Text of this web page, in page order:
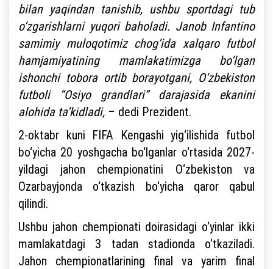
bilan yaqindan tanishib, ushbu sportdagi tub
o‘zgarishlarni yuqori baholadi. Janob Infantino
samimiy muloqotimiz chog‘ida xalqaro futbol
hamjamiyatining mamlakatimizga bo‘lgan
ishonchi tobora ortib borayotgani, O‘zbekiston
futboli “Osiyo grandlari” darajasida ekanini
alohida ta’kidladi, – dedi Prezident.
2-oktabr kuni FIFA Kengashi yig‘ilishida futbol
bo‘yicha 20 yoshgacha bo‘lganlar o‘rtasida 2027-
yildagi jahon chempionatini O‘zbekiston va
Ozarbayjonda o‘tkazish bo‘yicha qaror qabul
qilindi.
Ushbu jahon chempionati doirasidagi o‘yinlar ikki
mamlakatdagi 3 tadan stadionda o‘tkaziladi.
Jahon chempionatlarining final va yarim final